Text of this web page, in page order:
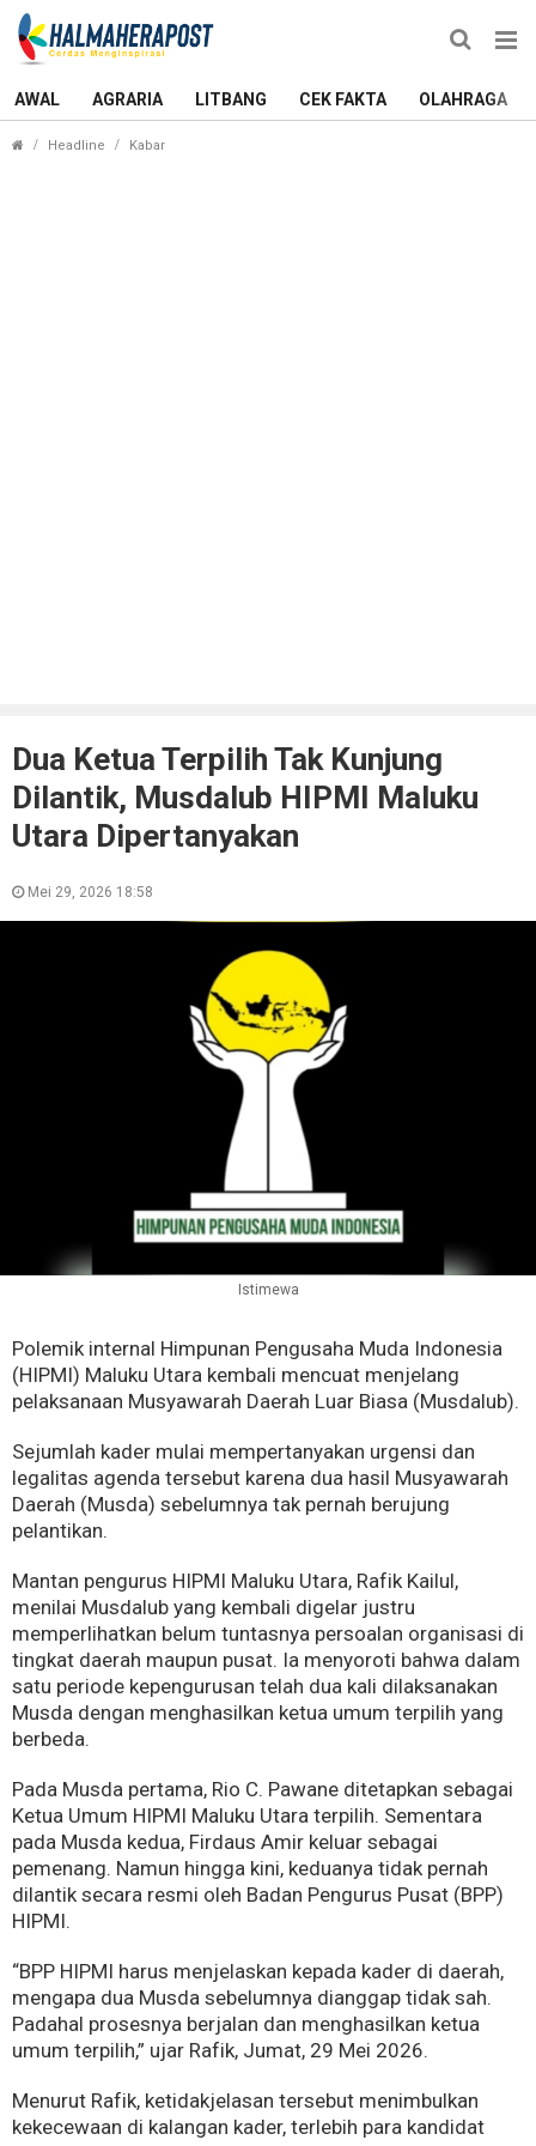
AWAL AGRARIA LITBANG CEK FAKTA OLAHRAGA
Headline Kabar
Dua Ketua Terpilih Tak Kunjung
Dilantik, Musdalub HIPMI Maluku
Utara Dipertanyakan
Mei 29, 2026 18:58
Istimewa
Polemik internal Himpunan Pengusaha Muda Indonesia
(HIPMI) Maluku Utara kembali mencuat menjelang
pelaksanaan Musyawarah Daerah Luar Biasa (Musdalub).
Sejumlah kader mulai mempertanyakan urgensi dan
legalitas agenda tersebut karena dua hasil Musyawarah
Daerah (Musda) sebelumnya tak pernah berujung
pelantikan.
Mantan pengurus HIPMI Maluku Utara, Rafik Kailul,
menilai Musdalub yang kembali digelar justru
memperlihatkan belum tuntasnya persoalan organisasi di
tingkat daerah maupun pusat. Ia menyoroti bahwa dalam
satu periode kepengurusan telah dua kali dilaksanakan
Musda dengan menghasilkan ketua umum terpilih yang
berbeda.
Pada Musda pertama, Rio C. Pawane ditetapkan sebagai
Ketua Umum HIPMI Maluku Utara terpilih. Sementara
pada Musda kedua, Firdaus Amir keluar sebagai
pemenang. Namun hingga kini, keduanya tidak pernah
dilantik secara resmi oleh Badan Pengurus Pusat (BPP)
HIPMI.
“BPP HIPMI harus menjelaskan kepada kader di daerah,
mengapa dua Musda sebelumnya dianggap tidak sah.
Padahal prosesnya berjalan dan menghasilkan ketua
umum terpilih,” ujar Rafik, Jumat, 29 Mei 2026.
Menurut Rafik, ketidakjelasan tersebut menimbulkan
kekecewaan di kalangan kader, terlebih para kandidat